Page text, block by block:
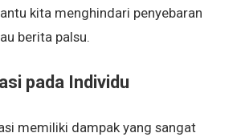
kita menghindari penyebaran
berita palsu.
pada Individu
memiliki dampak yang sangat